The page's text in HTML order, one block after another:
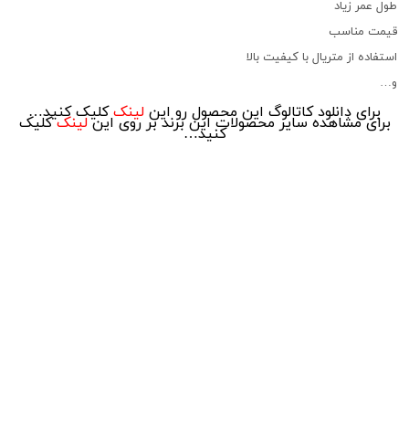
طول عمر زیاد
قیمت مناسب
استفاده از متریال با کیفیت بالا
و…
برای دانلود کاتالوگ این محصول رو اینلینککلیک کنید…
برای مشاهده سایر محصولات این برند بر روی اینلینککلیک
کنید…